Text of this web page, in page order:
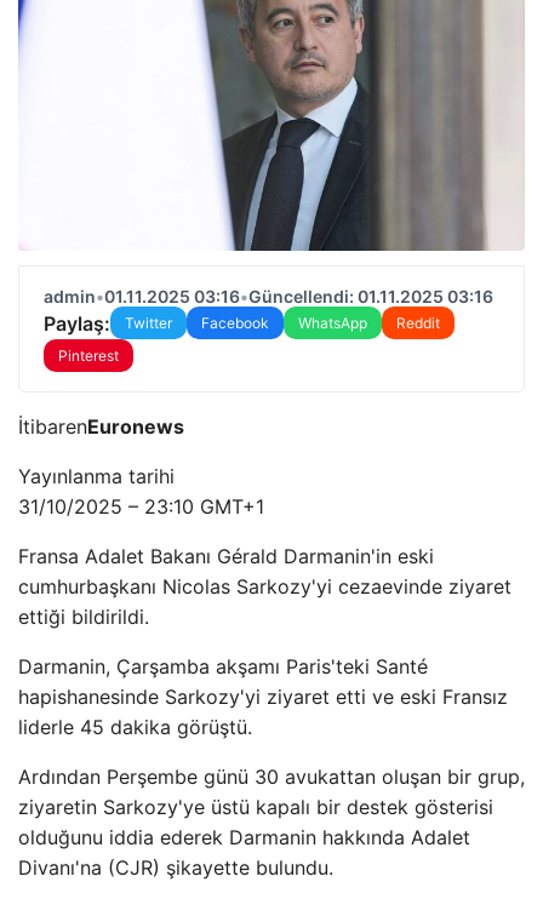
admin•01.11.2025 03:16•Güncellendi: 01.11.2025 03:16
Paylaş: Twitter Facebook WhatsApp
Reddit
Pinterest
İtibarenEuronews
Yayınlanma tarihi
31/10/2025 – 23:10 GMT+1
Fransa Adalet Bakanı Gérald Darmanin'in eski
cumhurbaşkanı Nicolas Sarkozy'yi cezaevinde ziyaret
ettiği bildirildi.
Darmanin, Çarşamba akşamı Paris'teki Santé
hapishanesinde Sarkozy'yi ziyaret etti ve eski Fransız
liderle 45 dakika görüştü.
Ardından Perşembe günü 30 avukattan oluşan bir grup,
ziyaretin Sarkozy'ye üstü kapalı bir destek gösterisi
olduğunu iddia ederek Darmanin hakkında Adalet
Divanı'na (CJR) şikayette bulundu.